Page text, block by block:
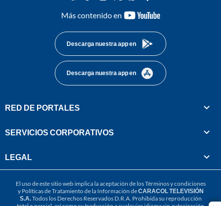
Más contenido en
youtube-
Descarga nuestra app en
Descarga nuestra app en
RED DE PORTALES
SERVICIOS CORPORATIVOS
LEGAL
El uso de este sitio web implica la aceptación de losTérminos y condiciones
y Políticas de Tratamiento de la Información deCARACOL TELEVISIÓN
S.A.Todos los Derechos Reservados D.R.A. Prohibida su reproducción